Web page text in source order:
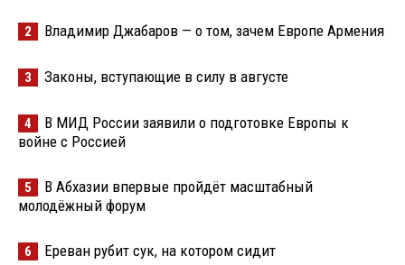
2 Владимир Джабаров — о том, зачем Европе Армения
3 Законы, вступающие в силу в августе
4
В МИД России заявили о подготовке Европы к
войне с Россией
5
В Абхазии впервые пройдёт масштабный
молодёжный форум
6 Ереван рубит сук, на котором сидит